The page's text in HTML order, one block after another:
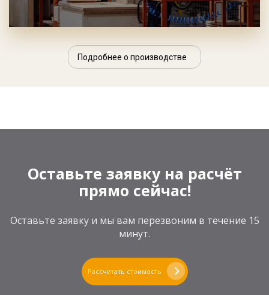
Подробнее о производстве
Оставьте заявку на расчёт
прямо сейчас!
Оставьте заявку и мы вам перезвоним в течение 15
минут.
Рассчитать стоимость